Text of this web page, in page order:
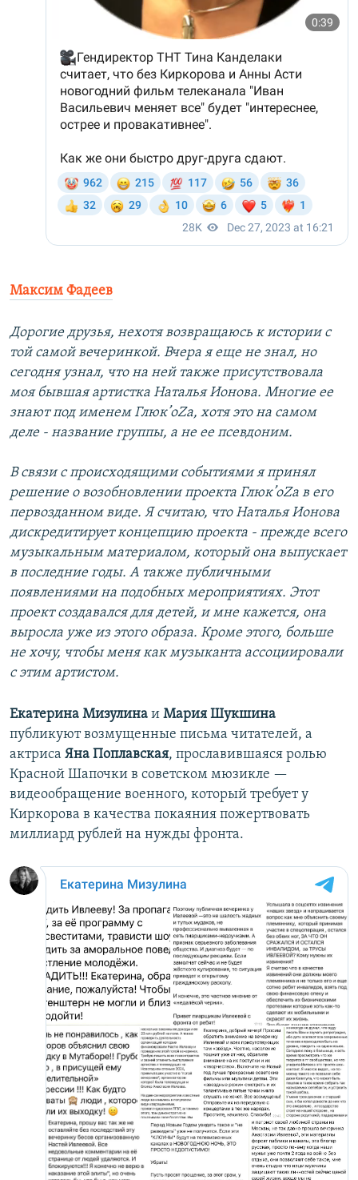
Максим Фадеев
Дорогие друзья, нехотя возвращаюсь к истории c
той самой вечеринкой. Вчера я еще не знал, но
сегодня узнал, что на ней также присутствовала
моя бывшая артистка Наталья Ионова. Многие ее
знают под именем Глюк’oZa, хотя это на самом
деле - название группы, а не ее псевдоним.
В связи с происходящими событиями я принял
решение о возобновлении проекта Глюк’oZa в его
первозданном виде. Я считаю, что Наталья Ионова
дискредитирует концепцию проекта - прежде всего
музыкальным материалом, который она выпускает
в последние годы. А также публичными
появлениями на подобных мероприятиях. Этот
проект создавался для детей, и мне кажется, она
выросла уже из этого образа. Кроме этого, больше
не хочу, чтобы меня как музыканта ассоциировали
с этим артистом.
Екатерина Мизулина и Мария Шукшина
публикуют возмущенные письма читателей, а
актриса Яна Поплавская, прославившаяся ролью
Красной Шапочки в советском мюзикле —
видеообращение военного, который требует у
Киркорова в качества покаяния пожертвовать
миллиард рублей на нужды фронта.